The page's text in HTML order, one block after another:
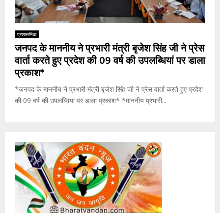
प्रशासनिक
जनपद के माननीय ने प्रभारी मंत्री बृजेश सिंह जी ने प्रेस
वार्ता करते हुए प्रदेश की 09 वर्ष की उपलब्धियां पर डाला
प्रकाश*
*जनपद के माननीय ने प्रभारी मंत्री बृजेश सिंह जी ने प्रेस वार्ता करते हुए प्रदेश
की 09 वर्ष की उपलब्धियां पर डाला प्रकाश* *माननीय प्रभारी...